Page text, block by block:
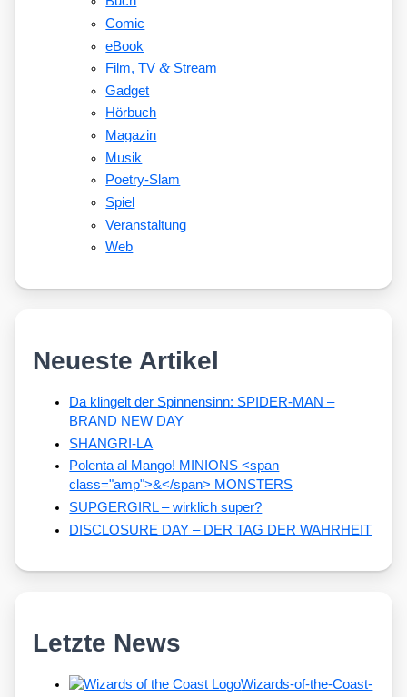
Comic
eBook
Film, TV&Stream
Gadget
Hörbuch
Magazin
Musik
Poetry-Slam
Spiel
Veranstaltung
Web
Neueste Artikel
Da klingelt der Spinnensinn: SPIDER-MAN –
BRAND NEW DAY
SHANGRI-LA
Polenta al Mango! MINIONS <span
class="amp">&</span> MONSTERS
SUPGERGIRL – wirklich super?
DISCLOSURE DAY – DER TAG DER WAHRHEIT
Letzte News
Wizards-of-the-Coast-